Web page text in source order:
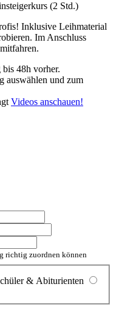
(2 Std.)
Inklusive Leihmaterial
Im Anschluss
48h vorher.
auswählen und zum
Videos anschauen!
richtig zuordnen können
& Abiturienten